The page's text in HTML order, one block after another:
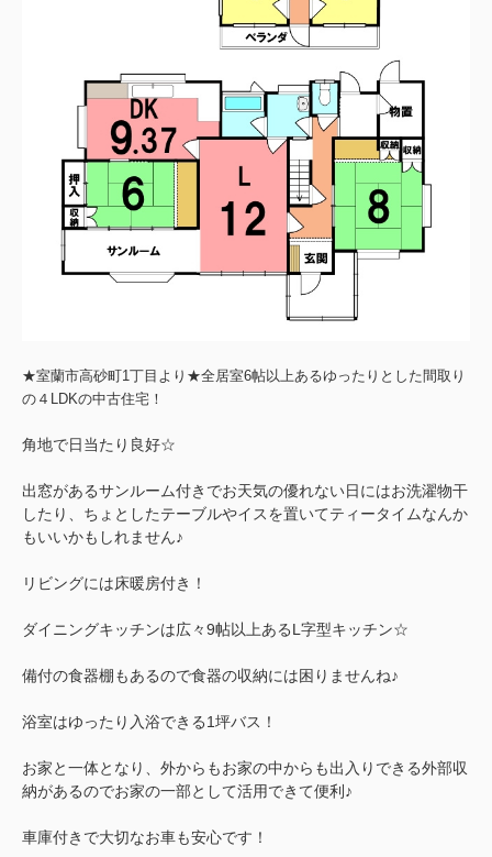
★室蘭市高砂町1丁目より★全居室6帖以上あるゆったりとした間取り
の４LDKの中古住宅！
角地で日当たり良好☆
出窓があるサンルーム付きでお天気の優れない日にはお洗濯物干
したり、ちょとしたテーブルやイスを置いてティータイムなんか
もいいかもしれません♪
リビングには床暖房付き！
ダイニングキッチンは広々9帖以上あるL字型キッチン☆
備付の食器棚もあるので食器の収納には困りませんね♪
浴室はゆったり入浴できる1坪バス！
お家と一体となり、外からもお家の中からも出入りできる外部収
納があるのでお家の一部として活用できて便利♪
車庫付きで大切なお車も安心です！